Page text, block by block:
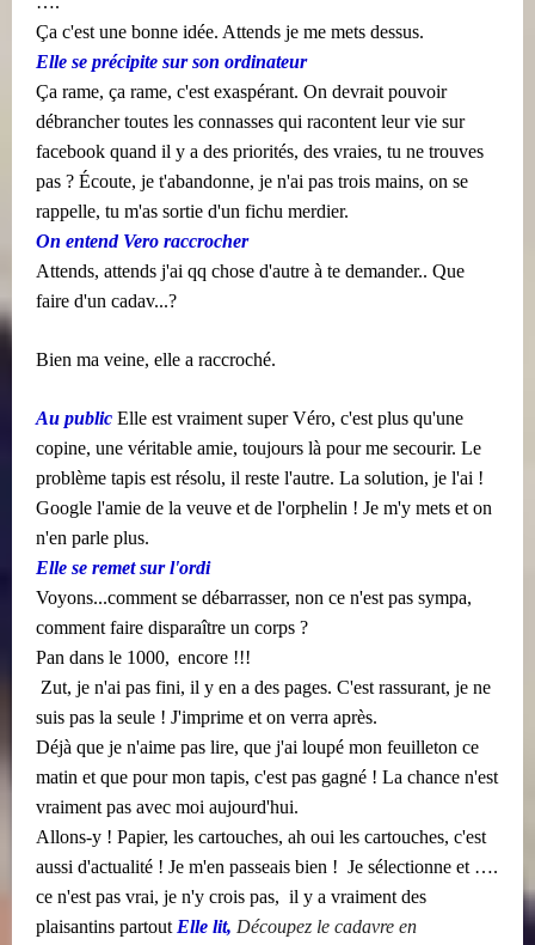
Ça c'est une bonne idée. Attends je me mets dessus.
Elle se précipite sur son ordinateur
Ça rame, ça rame, c'est exaspérant. On devrait pouvoir
débrancher toutes les connasses qui racontent leur vie sur
facebook quand il y a des priorités, des vraies, tu ne trouves
pas ? Écoute, je t'abandonne, je n'ai pas trois mains, on se
rappelle, tu m'as sortie d'un fichu merdier.
On entend Vero raccrocher
Attends, attends j'ai qq chose d'autre à te demander.. Que
faire d'un cadav...?
Bien ma veine, elle a raccroché.
Au public Elle est vraiment super Véro, c'est plus qu'une
copine, une véritable amie, toujours là pour me secourir. Le
problème tapis est résolu, il reste l'autre. La solution, je l'ai !
Google l'amie de la veuve et de l'orphelin ! Je m'y mets et on
n'en parle plus.
Elle se remet sur l'ordi
Voyons...comment se débarrasser, non ce n'est pas sympa,
comment faire disparaître un corps ?
Pan dans le 1000, encore !!!
Zut, je n'ai pas fini, il y en a des pages. C'est rassurant, je ne
suis pas la seule ! J'imprime et on verra après.
Déjà que je n'aime pas lire, que j'ai loupé mon feuilleton ce
matin et que pour mon tapis, c'est pas gagné ! La chance n'est
vraiment pas avec moi aujourd'hui.
Allons-y ! Papier, les cartouches, ah oui les cartouches, c'est
aussi d'actualité ! Je m'en passeais bien ! ​​ Je sélectionne et ….
ce n'est pas vrai, je n'y crois pas, ​​ il y a vraiment des
plaisantins partout Elle lit, Découpez le cadavre en